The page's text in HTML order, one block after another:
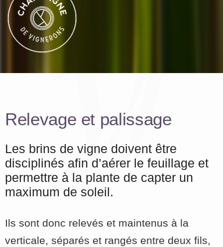
Relevage et palissage
Les brins de vigne doivent être
disciplinés afin d’aérer le feuillage et
permettre à la plante de capter un
maximum de soleil.
Ils sont donc relevés et maintenus à la
verticale, séparés et rangés entre deux fils,